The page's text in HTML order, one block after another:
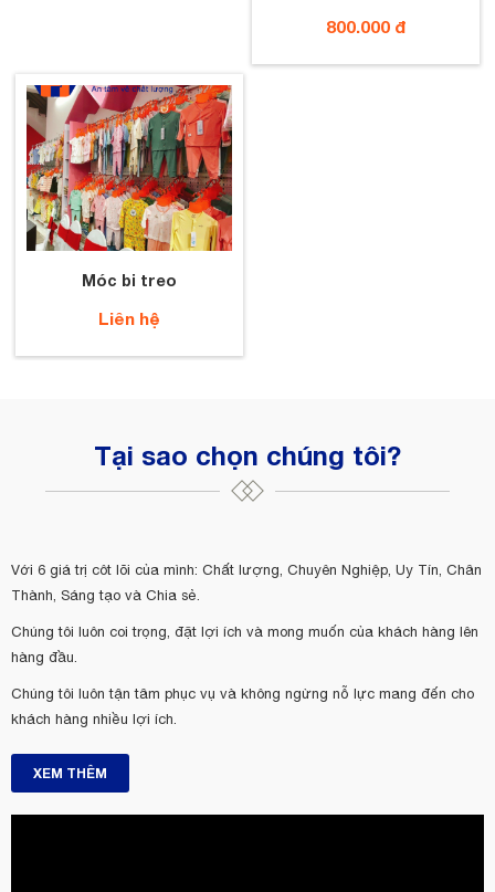
800.000 đ
Móc bi treo
Liên hệ
Tại sao chọn chúng tôi?
Với 6 giá trị côt lõi của mình: Chất lượng, Chuyên Nghiệp, Uy Tín, Chân
Thành, Sáng tạo và Chia sẻ.
Chúng tôi luôn coi trọng, đặt lợi ích và mong muốn của khách hàng lên
hàng đầu.
Chúng tôi luôn tận tâm phục vụ và không ngừng nỗ lực mang đến cho
khách hàng nhiều lợi ích.
XEM THÊM